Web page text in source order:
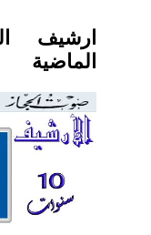
ارشيف
الماضية